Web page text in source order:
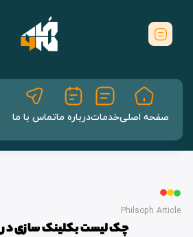
صفحه اصلیخدماتدرباره ماتماس با ما
Philsoph Article
چک لیست بکلینک سازی در